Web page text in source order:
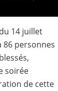
14 juillet
86 personnes
soirée
de cette